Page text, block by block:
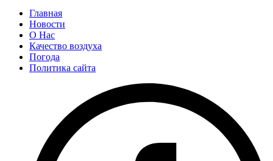
Главная
Новости
О Нас
Качество воздуха
Погода
Политика сайта